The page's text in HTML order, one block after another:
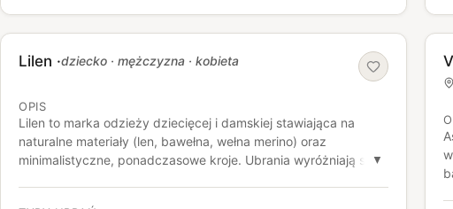
Lilen ·dziecko · mężczyzna · kobieta
OPIS
Lilen to marka odzieży dziecięcej i damskiej stawiająca na
naturalne materiały (len, bawełna, wełna merino) oraz
minimalistyczne, ponadczasowe kroje. Ubrania wyróżniają się▼